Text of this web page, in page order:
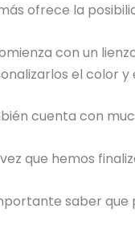
ofrece la
con un
el color y
cuenta con
que hemos
saber